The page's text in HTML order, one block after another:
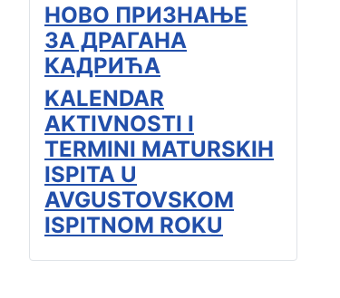
НОВО ПРИЗНАЊЕ
ЗА ДРАГАНА
КАДРИЋА
KALENDAR
AKTIVNOSTI I
TERMINI MATURSKIH
ISPITA U
AVGUSTOVSKOM
ISPITNOM ROKU